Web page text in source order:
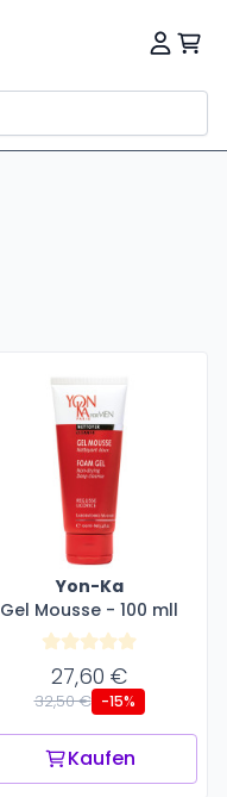
Yon-Ka
Gel Mousse - 100 mll
27,60 €
32,50 € -15%
Kaufen